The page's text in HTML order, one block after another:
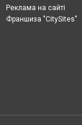
Реклама на сайті
Франшиза "CitySites"